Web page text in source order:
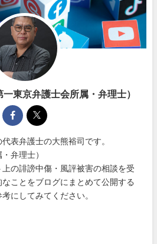
東京弁護士会所属・弁理士）
表弁護士の大熊裕司です。
弁理士）
の誹謗中傷・風評被害の相談を受
ことをブログにまとめて公開する
にしてみてください。